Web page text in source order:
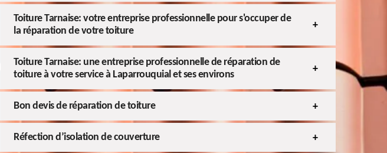
Toiture Tarnaise: votre entreprise professionnelle pour s'occuper de
la réparation de votre toiture
Toiture Tarnaise: une entreprise professionnelle de réparation de
toiture à votre service à Laparrouquial et ses environs
Bon devis de réparation de toiture
Réfection d’isolation de couverture